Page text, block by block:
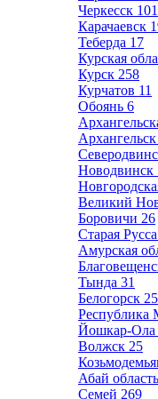
Черкесск 101
Карачаевск
Теберда 17
Курская
Курск 258
Курчатов 11
Обоянь 6
Архангельск
Новодвинск
Великий
Боровичи 26
Старая Русса
Амурская
Тында 31
Белогорск 25
Республика
Йошкар-Ола
Волжск 25
Абай область
Семей 269